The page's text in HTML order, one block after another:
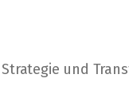
und